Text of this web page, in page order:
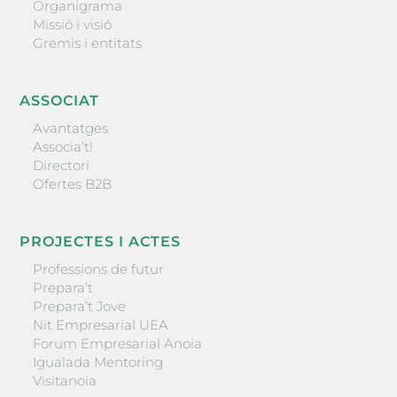
Organigrama
Missió i visió
Gremis i entitats
ASSOCIAT
Avantatges
Associa’t!
Directori
Ofertes B2B
PROJECTES I ACTES
Professions de futur
Prepara’t
Prepara’t Jove
Nit Empresarial UEA
Forum Empresarial Anoia
Igualada Mentoring
Visitanoia